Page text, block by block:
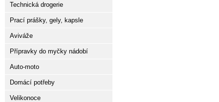
Technická drogerie
Prací prášky, gely, kapsle
Aviváže
Přípravky do myčky nádobí
Auto-moto
Domácí potřeby
Velikonoce